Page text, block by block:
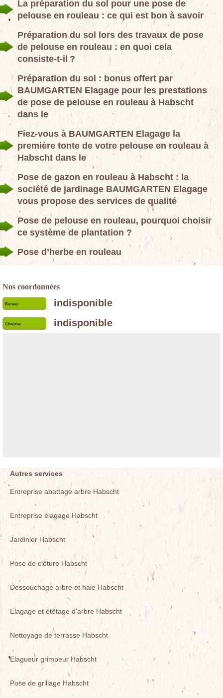
La préparation du sol pour une pose de
pelouse en rouleau : ce qui est bon à savoir
Préparation du sol lors des travaux de pose
de pelouse en rouleau : en quoi cela
consiste-t-il ?
Préparation du sol : bonus offert par
BAUMGARTEN Elagage pour les prestations
de pose de pelouse en rouleau à Habscht
dans le
Fiez-vous à BAUMGARTEN Elagage la
première tonte de votre pelouse en rouleau à
Habscht dans le
Pose de gazon en rouleau à Habscht : la
société de jardinage BAUMGARTEN Elagage
vous propose des services de qualité
Pose de pelouse en rouleau, pourquoi choisir
ce système de plantation ?
Pose d’herbe en rouleau
Nos coordonnées
Bureau indisponible
Chantier indisponible
Autres services
Entreprise abattage arbre Habscht
Entreprise élagage Habscht
Jardinier Habscht
Pose de clôture Habscht
Dessouchage arbre et haie Habscht
Elagage et étêtage d'arbre Habscht
Nettoyage de terrasse Habscht
Elagueur grimpeur Habscht
Pose de grillage Habscht